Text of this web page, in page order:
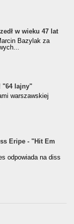
w wieku 47 lat
Bazylak za
"64 lajny"
warszawskiej
Eripe - "Hit Em
odpowiada na diss